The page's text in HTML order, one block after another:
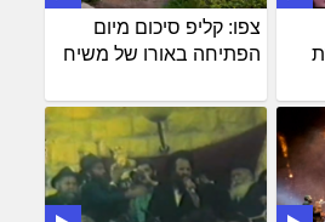
צפו: קליפ סיכום מיום
הפתיחה באורו של משיח